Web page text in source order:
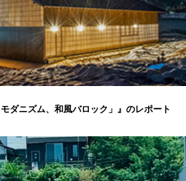
ダニズム、和風バロック」』のレポート